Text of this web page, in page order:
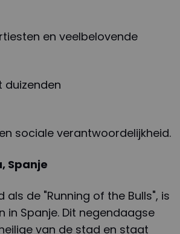
en veelbelovende
duizenden
sociale verantwoordelijkheid.
Spanje
als de "Running of the Bulls", is
Spanje. Dit negendaagse
van de stad en staat